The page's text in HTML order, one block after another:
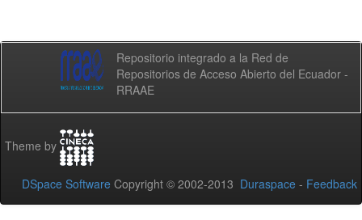
Repositorio integrado a la Red de
Repositorios de Acceso Abierto del Ecuador -
RRAAE
Theme by
DSpace Software Copyright © 2002-2013 Duraspace - Feedback